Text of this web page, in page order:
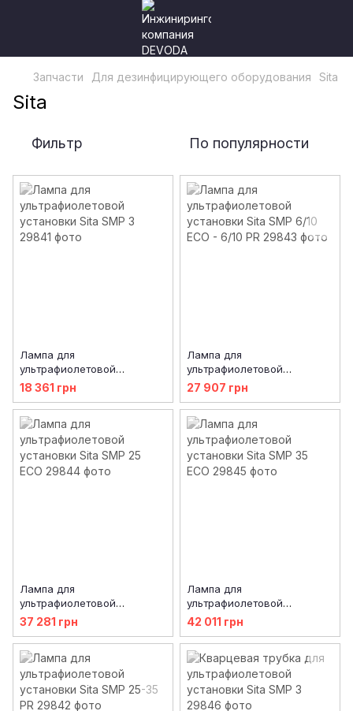
Запчасти Для дезинфицирующего оборудования Sita
Sita
Фильтр По популярности
Лампа для
ультрафиолетовой
установки Sita SMP 3
18 361 грн
Лампа для
ультрафиолетовой
установки Sita SMP 6/10 ECO
27 907 грн
Лампа для
ультрафиолетовой
установки Sita SMP 25 ECO
37 281 грн
Лампа для
ультрафиолетовой
установки Sita SMP 35 ECO
42 011 грн